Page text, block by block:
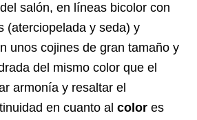
salón, en líneas bicolor con
(aterciopelada y seda) y
unos cojines de gran tamaño y
del mismo color que el
armonía y resaltar el
en cuanto al color es